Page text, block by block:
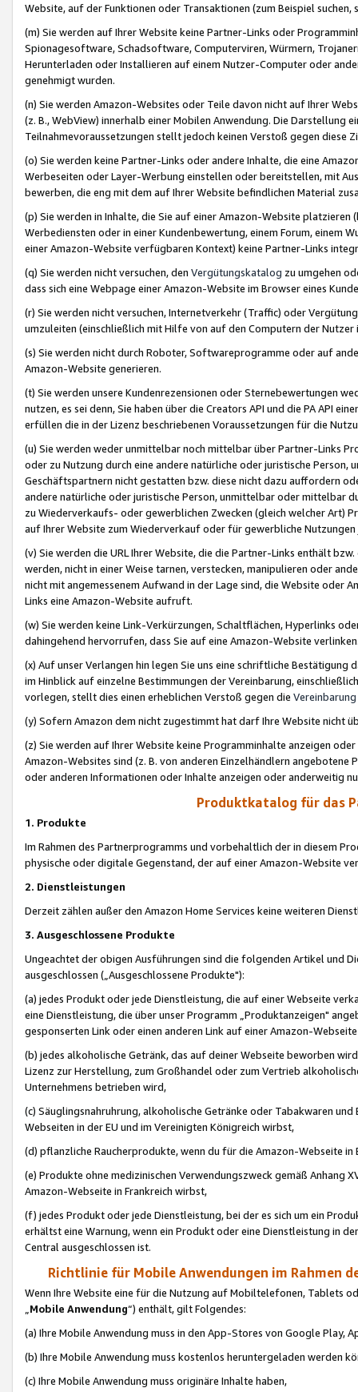
Website, auf der Funktionen oder Transaktionen (zum Beispiel
(m) Sie werden auf Ihrer Website keine Partner-Links oder
Spionagesoftware, Schadsoftware, Computerviren, Würmern,
Herunterladen oder Installieren auf einem Nutzer-Computer oder
genehmigt wurden.
(n) Sie werden Amazon-Websites oder Teile davon nicht auf Ihrer
(z. B., WebView) innerhalb einer Mobilen Anwendung. Die Darstellung
Teilnahmevoraussetzungen stellt jedoch keinen Verstoß gegen diese
(o) Sie werden keine Partner-Links oder andere Inhalte, die eine
Werbeseiten oder Layer-Werbung einstellen oder bereitstellen, mit
bewerben, die eng mit dem auf Ihrer Website befindlichen Material
(p) Sie werden in Inhalte, die Sie auf einer Amazon-Website
Werbediensten oder in einer Kundenbewertung, einem Forum, einem
einer Amazon-Website verfügbaren Kontext) keine Partner-Links
(q) Sie werden nicht versuchen, den Vergütungskatalog zu umgehen
dass sich eine Webpage einer Amazon-Website im Browser eines
(r) Sie werden nicht versuchen, Internetverkehr (Traffic) oder
umzuleiten (einschließlich mit Hilfe von auf den Computern der
(s) Sie werden nicht durch Roboter, Softwareprogramme oder auf
Amazon-Website generieren.
(t) Sie werden unsere Kundenrezensionen oder Sternebewertungen
nutzen, es sei denn, Sie haben über die Creators API und die PA API
erfüllen die in der Lizenz beschriebenen Voraussetzungen für die
(u) Sie werden weder unmittelbar noch mittelbar über Partner-Links
oder zu Nutzung durch eine andere natürliche oder juristische
Geschäftspartnern nicht gestatten bzw. diese nicht dazu auffordern
andere natürliche oder juristische Person, unmittelbar oder mittelbar
zu Wiederverkaufs- oder gewerblichen Zwecken (gleich welcher Art)
auf Ihrer Website zum Wiederverkauf oder für gewerbliche
(v) Sie werden die URL Ihrer Website, die die Partner-Links enthält
werden, nicht in einer Weise tarnen, verstecken, manipulieren oder
nicht mit angemessenem Aufwand in der Lage sind, die Website oder
Links eine Amazon-Website aufruft.
(w) Sie werden keine Link-Verkürzungen, Schaltflächen, Hyperlinks
dahingehend hervorrufen, dass Sie auf eine Amazon-Website
(x) Auf unser Verlangen hin legen Sie uns eine schriftliche
im Hinblick auf einzelne Bestimmungen der Vereinbarung,
vorlegen, stellt dies einen erheblichen Verstoß gegen die Vereinbarung
(y) Sofern Amazon dem nicht zugestimmt hat darf Ihre Website nicht
(z) Sie werden auf Ihrer Website keine Programminhalte anzeigen
Amazon-Websites sind (z. B. von anderen Einzelhändlern
oder anderen Informationen oder Inhalte anzeigen oder anderweitig
Produktkatalog für das
1. Produkte
Im Rahmen des Partnerprogramms und vorbehaltlich der in diesem
physische oder digitale Gegenstand, der auf einer Amazon-Website
2. Dienstleistungen
Derzeit zählen außer den Amazon Home Services keine weiteren
3. Ausgeschlossene Produkte
Ungeachtet der obigen Ausführungen sind die folgenden Artikel und
ausgeschlossen („Ausgeschlossene Produkte"):
(a) jedes Produkt oder jede Dienstleistung, die auf einer Webseite
eine Dienstleistung, die über unser Programm „Produktanzeigen"
gesponserten Link oder einen anderen Link auf einer Amazon-
(b) jedes alkoholische Getränk, das auf deiner Webseite beworben
Lizenz zur Herstellung, zum Großhandel oder zum Vertrieb
Unternehmens betrieben wird,
(c) Säuglingsnahruhrung, alkoholische Getränke oder Tabakwaren
Webseiten in der EU und im Vereinigten Königreich wirbst,
(d) pflanzliche Raucherprodukte, wenn du für die Amazon-Webseite in
(e) Produkte ohne medizinischen Verwendungszweck gemäß Anhang
Amazon-Webseite in Frankreich wirbst,
(f) jedes Produkt oder jede Dienstleistung, bei der es sich um ein
erhältst eine Warnung, wenn ein Produkt oder eine Dienstleistung in
Central ausgeschlossen ist.
Richtlinie für Mobile Anwendungen im Rahmen
Wenn Ihre Website eine für die Nutzung auf Mobiltelefonen, Tablets
„Mobile Anwendung“) enthält, gilt Folgendes:
(a) Ihre Mobile Anwendung muss in den App-Stores von Google Play,
(b) Ihre Mobile Anwendung muss kostenlos heruntergeladen werden
(c) Ihre Mobile Anwendung muss originäre Inhalte haben,